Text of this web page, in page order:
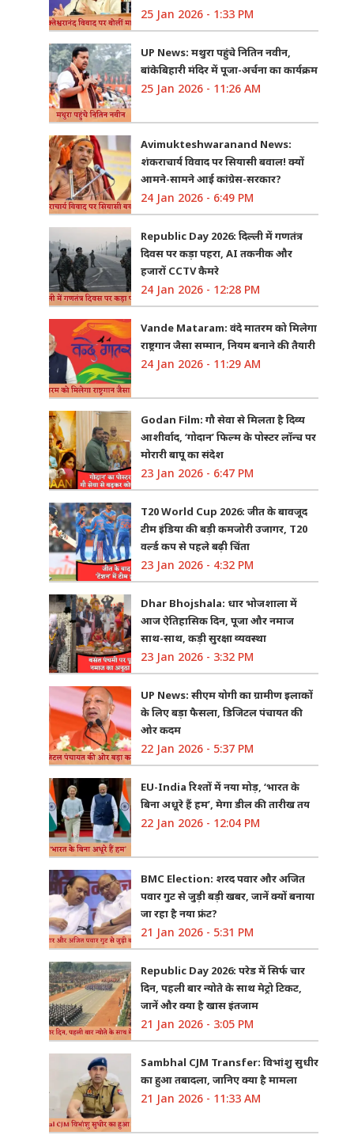
25 Jan 2026 - 1:33 PM
UP News: मथुरा पहुंचे नितिन नवीन,
बांकेबिहारी मंदिर में पूजा-अर्चना का कार्यक्रम
25 Jan 2026 - 11:26 AM
Avimukteshwaranand News:
शंकराचार्य विवाद पर सियासी बवाल! क्यों
आमने-सामने आई कांग्रेस-सरकार?
24 Jan 2026 - 6:49 PM
Republic Day 2026: दिल्ली में गणतंत्र
दिवस पर कड़ा पहरा, AI तकनीक और
हजारों CCTV कैमरे
24 Jan 2026 - 12:28 PM
Vande Mataram: वंदे मातरम को मिलेगा
राष्ट्रगान जैसा सम्मान, नियम बनाने की तैयारी
24 Jan 2026 - 11:29 AM
Godan Film: गौ सेवा से मिलता है दिव्य
आशीर्वाद, ‘गोदान’ फिल्म के पोस्टर लॉन्च पर
मोरारी बापू का संदेश
23 Jan 2026 - 6:47 PM
T20 World Cup 2026: जीत के बावजूद
टीम इंडिया की बड़ी कमजोरी उजागर, T20
वर्ल्ड कप से पहले बढ़ी चिंता
23 Jan 2026 - 4:32 PM
Dhar Bhojshala: धार भोजशाला में
आज ऐतिहासिक दिन, पूजा और नमाज
साथ-साथ, कड़ी सुरक्षा व्यवस्था
23 Jan 2026 - 3:32 PM
UP News: सीएम योगी का ग्रामीण इलाकों
के लिए बड़ा फैसला, डिजिटल पंचायत की
ओर कदम
22 Jan 2026 - 5:37 PM
EU-India रिश्तों में नया मोड़, ‘भारत के
बिना अधूरे हैं हम’, मेगा डील की तारीख तय
22 Jan 2026 - 12:04 PM
BMC Election: शरद पवार और अजित
पवार गुट से जुड़ी बड़ी खबर, जानें क्यों बनाया
जा रहा है नया फ्रंट?
21 Jan 2026 - 5:31 PM
Republic Day 2026: परेड में सिर्फ चार
दिन, पहली बार न्योते के साथ मेट्रो टिकट,
जानें और क्या है खास इंतजाम
21 Jan 2026 - 3:05 PM
Sambhal CJM Transfer: विभांशु सुधीर
का हुआ तबादला, जानिए क्या है मामला
21 Jan 2026 - 11:33 AM